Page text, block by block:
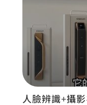
人臉辨識+攝